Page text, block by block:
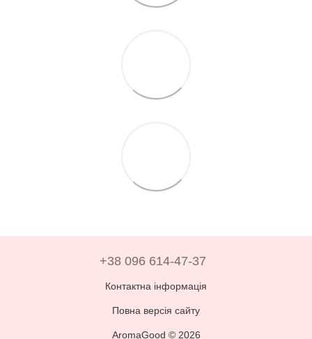
+38 096 614-47-37
Контактна інформація
Повна версія сайту
AromaGood © 2026